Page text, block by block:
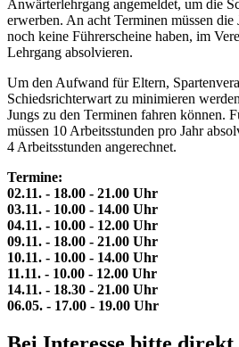
Anwärterlehrgang angemeldet, um die
erwerben. An acht Terminen müssen die
noch keine Führerscheine haben, im
Lehrgang absolvieren.
Um den Aufwand für Eltern,
Schiedsrichterwart zu minimieren
Jungs zu den Terminen fahren können.
müssen 10 Arbeitsstunden pro Jahr
4 Arbeitsstunden angerechnet.
Termine:
02.11. - 18.00 - 21.00 Uhr
03.11. - 10.00 - 14.00 Uhr
04.11. - 10.00 - 12.00 Uhr
09.11. - 18.00 - 21.00 Uhr
10.11. - 10.00 - 14.00 Uhr
11.11. - 10.00 - 12.00 Uhr
14.11. - 18.30 - 21.00 Uhr
06.05. - 17.00 - 19.00 Uhr